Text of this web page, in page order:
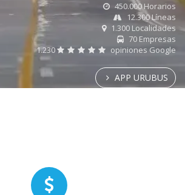
450.000 Horarios
12.300 Líneas
1.300 Localidades
70 Empresas
1.230
opiniones Google
APP URUBUS